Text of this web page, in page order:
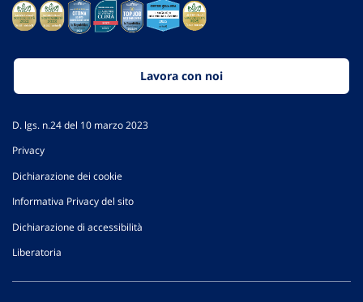
Lavora con noi
D. lgs. n.24 del 10 marzo 2023
Privacy
Dichiarazione dei cookie
Informativa Privacy del sito
Dichiarazione di accessibilità
Liberatoria